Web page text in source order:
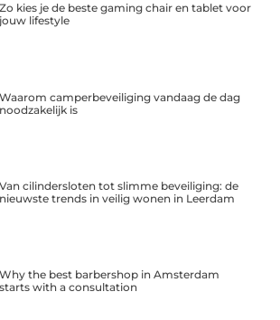
Zo kies je de beste gaming chair en tablet voor
jouw lifestyle
Waarom camperbeveiliging vandaag de dag
noodzakelijk is
Van cilindersloten tot slimme beveiliging: de
nieuwste trends in veilig wonen in Leerdam
Why the best barbershop in Amsterdam
starts with a consultation